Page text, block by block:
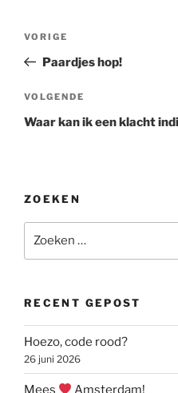
Vorig
bericht
VORIGE
Paardjes hop!
Volgend
bericht
VOLGENDE
Waar kan ik een klacht
ZOEKEN
naar:
RECENT GEPOST
Hoezo, code rood?
26 juni 2026
Mees Amsterdam!